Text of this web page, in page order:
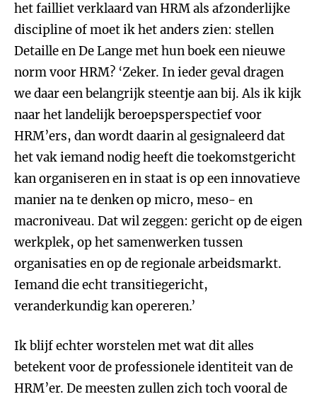
het failliet verklaard van HRM als afzonderlijke
discipline of moet ik het anders zien: stellen
Detaille en De Lange met hun boek een nieuwe
norm voor HRM? ‘Zeker. In ieder geval dragen
we daar een belangrijk steentje aan bij. Als ik kijk
naar het landelijk beroepsperspectief voor
HRM’ers, dan wordt daarin al gesignaleerd dat
het vak iemand nodig heeft die toekomstgericht
kan organiseren en in staat is op een innovatieve
manier na te denken op micro, meso- en
macroniveau. Dat wil zeggen: gericht op de eigen
werkplek, op het samenwerken tussen
organisaties en op de regionale arbeidsmarkt.
Iemand die echt transitiegericht,
veranderkundig kan opereren.’
Ik blijf echter worstelen met wat dit alles
betekent voor de professionele identiteit van de
HRM’er. De meesten zullen zich toch vooral de